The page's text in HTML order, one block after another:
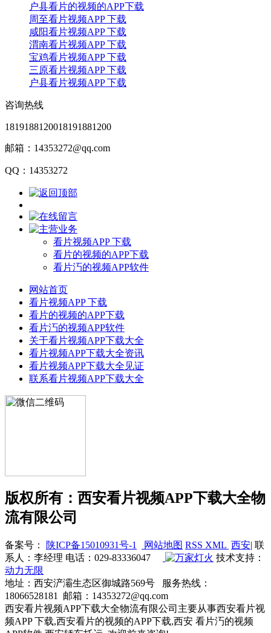
户县看片的视频的APP下载
周至看片视频APP 下载
咸阳看片视频APP 下载
渭南看片视频APP 下载
宝鸡看片视频APP 下载
三原看片视频APP 下载
户县看片视频APP 下载
咨询热线
1819188120018191881200
邮箱：14353272@qq.com
QQ：14353272
看片视频APP 下载
看片的视频的APP下载
看片汅的视频APP软件
网站首页
看片视频APP 下载
看片的视频的APP下载
看片汅的视频APP软件
关于看片视频APP下载大全
看片视频APP下载大全资讯
看片视频APP下载大全见证
联系看片视频APP下载大全
版权所有：西安看片视频APP下载大全物
流有限公司
备案号： 陕ICP备15010931号-1 网站地图 RSS XML 西安| 联
系人：李经理 电话：029-83336047
技术支持：
动力无限
地址：西安浐灞生态区御城路569号 服务热线：
18066528181 邮箱：14353272@qq.com
西安看片视频APP下载大全物流有限公司主要从事西安看片视
频APP 下载,西安看片的视频的APP下载,西安 看片汅的视频